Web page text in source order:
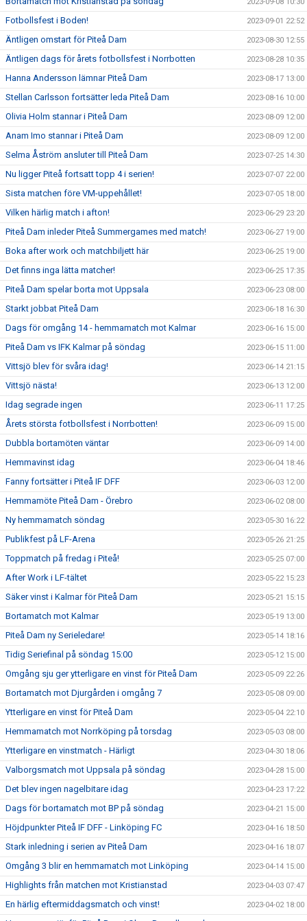
Fotbollsfest i Boden! 2023-09-01 22:52
Äntligen omstart för Piteå Dam 2023-08-30 12:55
Äntligen dags för årets fotbollsfest i Norrbotten 2023-08-28 10:35
Hanna Andersson lämnar Piteå Dam 2023-08-17 13:00
Stellan Carlsson fortsätter leda Piteå Dam 2023-08-16 10:00
Olivia Holm stannar i Piteå Dam 2023-08-09 12:00
Anam Imo stannar i Piteå Dam 2023-08-09 12:00
Selma Åström ansluter till Piteå Dam 2023-07-25 14:30
Nu ligger Piteå fortsatt topp 4 i serien! 2023-07-07 22:00
Sista matchen före VM-uppehållet! 2023-07-05 18:00
Vilken härlig match i afton! 2023-06-29 23:20
Piteå Dam inleder Piteå Summergames med match! 2023-06-27 19:00
Boka after work och matchbiljett här 2023-06-25 19:00
Det finns inga lätta matcher! 2023-06-25 17:35
Piteå Dam spelar borta mot Uppsala 2023-06-23 08:00
Starkt jobbat Piteå Dam 2023-06-18 16:30
Dags för omgång 14 - hemmamatch mot Kalmar 2023-06-16 15:00
Piteå Dam vs IFK Kalmar på söndag 2023-06-15 11:00
Vittsjö blev för svåra idag! 2023-06-14 21:15
Vittsjö nästa! 2023-06-13 12:00
Idag segrade ingen 2023-06-11 17:25
Årets största fotbollsfest i Norrbotten! 2023-06-09 15:00
Dubbla bortamöten väntar 2023-06-09 14:00
Hemmavinst idag 2023-06-04 18:46
Fanny fortsätter i Piteå IF DFF 2023-06-03 12:00
Hemmamöte Piteå Dam - Örebro 2023-06-02 08:00
Ny hemmamatch söndag 2023-05-30 16:22
Publikfest på LF-Arena 2023-05-26 21:25
Toppmatch på fredag i Piteå! 2023-05-25 07:00
After Work i LF-tältet 2023-05-22 15:23
Säker vinst i Kalmar för Piteå Dam 2023-05-21 15:15
Bortamatch mot Kalmar 2023-05-19 13:00
Piteå Dam ny Serieledare! 2023-05-14 18:16
Tidig Seriefinal på söndag 15:00 2023-05-12 15:00
Omgång sju ger ytterligare en vinst för Piteå Dam 2023-05-09 22:26
Bortamatch mot Djurgården i omgång 7 2023-05-08 09:00
Ytterligare en vinst för Piteå Dam 2023-05-04 22:10
Hemmamatch mot Norrköping på torsdag 2023-05-03 08:00
Ytterligare en vinstmatch - Härligt 2023-04-30 18:06
Valborgsmatch mot Uppsala på söndag 2023-04-28 15:00
Det blev ingen nagelbitare idag 2023-04-23 17:22
Dags för bortamatch mot BP på söndag 2023-04-21 15:00
Höjdpunkter Piteå IF DFF - Linköping FC 2023-04-16 18:50
Stark inledning i serien av Piteå Dam 2023-04-16 18:07
Omgång 3 blir en hemmamatch mot Linköping 2023-04-14 15:00
Highlights från matchen mot Kristianstad 2023-04-03 07:47
En härlig eftermiddagsmatch och vinst! 2023-04-02 18:00